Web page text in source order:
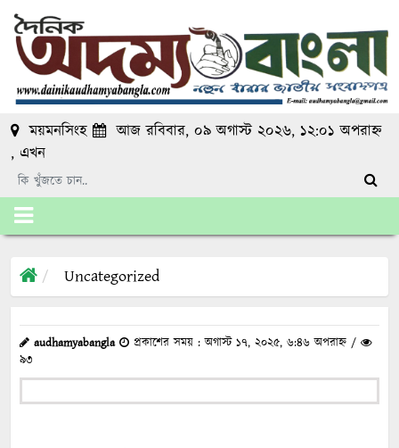
ময়মনসিংহ
আজ রবিবার, ০৯ অগাস্ট ২০২৬, ১২:০১ অপরাহ্ন
, এখন
Uncategorized
audhamyabangla
প্রকাশের সময় : অগাস্ট ১৭, ২০২৫, ৬:৪৬ অপরাহ্ন /
৯৩